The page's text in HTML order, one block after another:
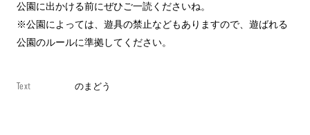
公園に出かける前にぜひご一読くださいね。
※公園によっては、遊具の禁止などもありますので、遊ばれる
公園のルールに準拠してください。
Text のまどう